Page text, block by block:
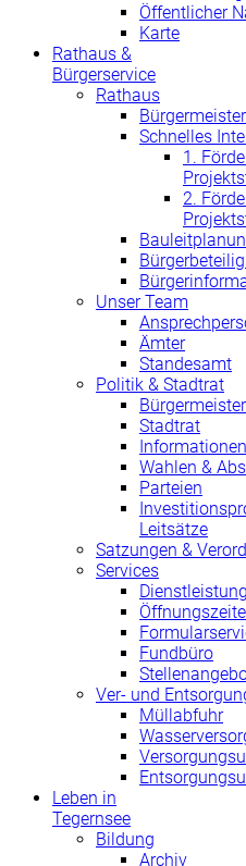
Öffentlicher
Karte
Rathaus &
Bürgerservice
Rathaus
Bürgermeister
Schnelles
1.
2.
Unser Team
Ämter
Standesamt
Politik & Stadtrat
Bürgermeister
Stadtrat
Wahlen &
Parteien
Leitsätze
Satzungen &
Services
Fundbüro
Ver- und
Müllabfuhr
Leben in
Tegernsee
Bildung
Archiv